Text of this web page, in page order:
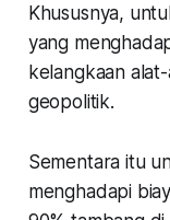
Khususnya,
yang
kelangkaan
geopolitik.
Sementara itu
menghadapi